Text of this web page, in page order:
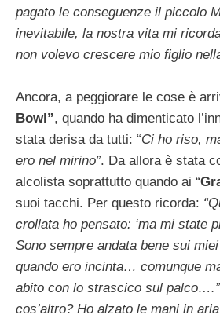
pagato le conseguenze il piccolo
inevitabile, la nostra vita mi
non volevo crescere mio figlio
Ancora, a peggiorare le cose è
Bowl”, quando ha dimenticato
stata derisa da tutti: “Ci ho riso,
ero nel mirino”. Da allora è stata
alcolista soprattutto quando ai “
suoi tacchi. Per questo ricorda:
crollata ho pensato: ‘ma mi state
Sono sempre andata bene sui
quando ero incinta… comunque
abito con lo strascico sul
cos’altro? Ho alzato le mani in